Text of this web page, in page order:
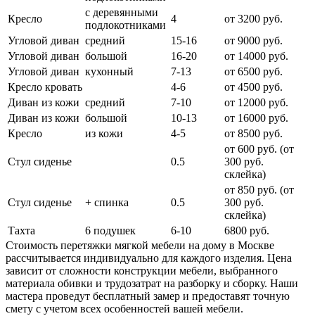
Кресло
с деревянными
подлокотниками
4
от 3200 руб.
Угловой диван средний 15-16
от 9000 руб.
Угловой диван большой 16-20
от 14000 руб.
Угловой диван кухонный 7-13
от 6500 руб.
Кресло кровать
4-6
от 4500 руб.
Диван из кожи средний 7-10
от 12000 руб.
Диван из кожи большой 10-13
от 16000 руб.
Кресло
из кожи 4-5 от 8500 руб.
Стул сиденье 0.5
от 600 руб. (от
300 руб.
cклейка)
Стул сиденье + спинка 0.5
от 850 руб. (от
300 руб.
склейка)
Тахта
6 подушек 6-10
6800 руб.
Стоимость перетяжки мягкой мебели на дому в Москве
рассчитывается индивидуально для каждого изделия. Цена
зависит от сложности конструкции мебели, выбранного
материала обивки и трудозатрат на разборку и сборку. Наши
мастера проведут бесплатный замер и предоставят точную
смету с учетом всех особенностей вашей мебели.